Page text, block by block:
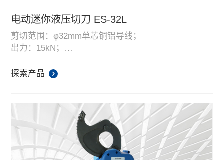
电动迷你液压切刀 ES-32L
剪切范围：φ32mm单芯铜铝导线；
出力：15kN；
探索产品